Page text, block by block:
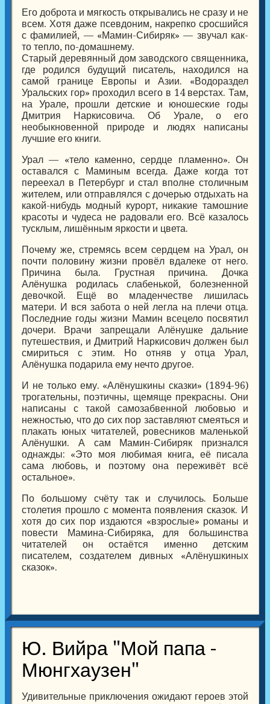
Его доброта и мягкость открывались не сразу и не
всем. Хотя даже псевдоним, накрепко сросшийся
с фамилией, — «Мамин-Сибиряк» — звучал как-
то тепло, по-домашнему.
Старый деревянный дом заводского священника,
где родился будущий писатель, находился на
самой границе Европы и Азии. «Водораздел
Уральских гор» проходил всего в 14 верстах. Там,
на Урале, прошли детские и юношеские годы
Дмитрия Наркисовича. Об Урале, о его
необыкновенной природе и людях написаны
лучшие его книги.
Урал — «тело каменно, сердце пламенно». Он
оставался с Маминым всегда. Даже когда тот
переехал в Петербург и стал вполне столичным
жителем, или отправлялся с дочерью отдыхать на
какой-нибудь модный курорт, никакие тамошние
красоты и чудеса не радовали его. Всё казалось
тусклым, лишённым яркости и цвета.
Почему же, стремясь всем сердцем на Урал, он
почти половину жизни провёл вдалеке от него.
Причина была. Грустная причина. Дочка
Алёнушка родилась слабенькой, болезненной
девочкой. Ещё во младенчестве лишилась
матери. И вся забота о ней легла на плечи отца.
Последние годы жизни Мамин всецело посвятил
дочери. Врачи запрещали Алёнушке дальние
путешествия, и Дмитрий Наркисович должен был
смириться с этим. Но отняв у отца Урал,
Алёнушка подарила ему нечто другое.
И не только ему. «Алёнушкины сказки» (1894-96)
трогательны, поэтичны, щемяще прекрасны. Они
написаны с такой самозабвенной любовью и
нежностью, что до сих пор заставляют смеяться и
плакать юных читателей, ровесников маленькой
Алёнушки. А сам Мамин-Сибиряк признался
однажды: «Это моя любимая книга, её писала
сама любовь, и поэтому она переживёт всё
остальное».
По большому счёту так и случилось. Больше
столетия прошло с момента появления сказок. И
хотя до сих пор издаются «взрослые» романы и
повести Мамина-Сибиряка, для большинства
читателей он остаётся именно детским
писателем, создателем дивных «Алёнушкиных
сказок».
Ю. Вийра "Мой папа -
Мюнгхаузен"
Удивительные приключения ожидают героев этой